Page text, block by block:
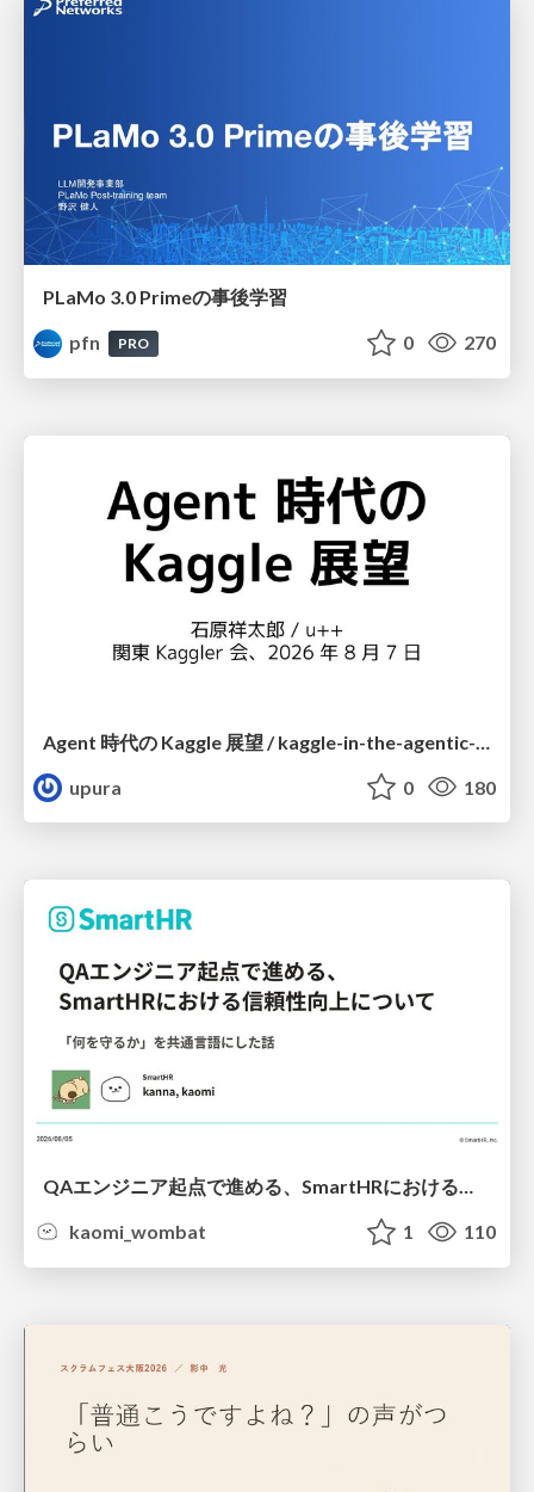
PLaMo 3.0 Primeの事後学習
pfn
PRO 0 270
upura
0 180
QAエンジニア起点で進める、SmartHRにおける信頼性向上について
kaomi_wombat
1 110